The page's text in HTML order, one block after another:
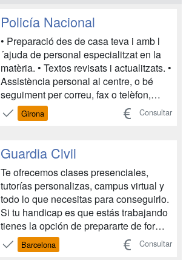
Policía Nacional
• Preparació des de casa teva i amb l
´ajuda de personal especialitzat en la
matèria. • Textos revisats i actualitzats. •
Assistència personal al centre, o bé
seguiment per correu, fax o telèfon,
durant tot el període de formació,
resolent tots els dubtes que puguin
´autoavaluacions que permeten segu...
Girona Consultar
Guardia Civil
Te ofrecemos clases presenciales,
tutorías personalizas, campus virtual y
todo lo que necesitas para conseguirlo.
Si tu handicap es que estás trabajando
tienes la opción de prepararte de forma
semi-presencial u online. Institut
Numància Formació te ofrece la mejor
Barcelona Consultar